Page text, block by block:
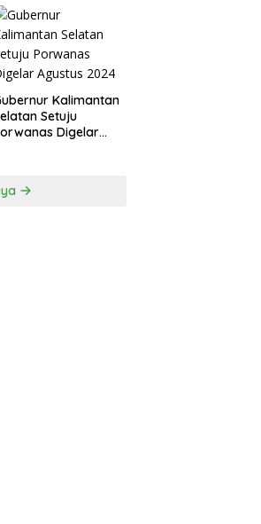
Kalimantan
Setuju
Digelar